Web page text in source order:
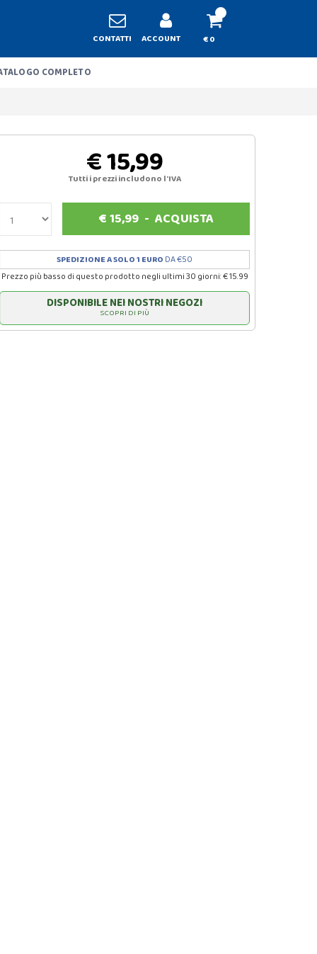
CONTATTI ACCOUNT € 0
COMPLETO
€ 15,99
Tutti i prezzi includono l'IVA
€15,99- ACQUISTA
SPEDIZIONE A SOLO 1 EURO DA €50
Prezzo più basso di questo prodotto negli ultimi 30 giorni: € 15.99
DISPONIBILE NEI NOSTRI NEGOZI
SCOPRI DI PIÙ